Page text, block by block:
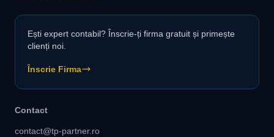
Ești expert contabil? Înscrie-ți firma gratuit și primește
clienți noi.
Înscrie Firma
Contact
contact@tp-partner.ro